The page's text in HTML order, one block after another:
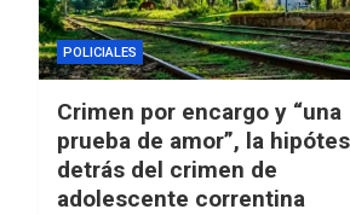
POLICIALES
Crimen por encargo y “una
prueba de amor”, la
detrás del crimen de
adolescente correntina